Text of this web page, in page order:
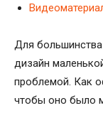
Для
дизайн
проблемой. Как
чтобы оно было